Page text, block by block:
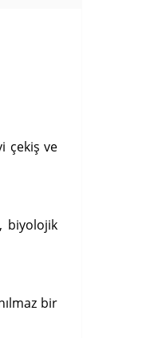
çekiş ve
biyolojik
bir